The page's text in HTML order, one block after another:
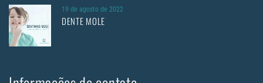
19 de agosto de 2022
DENTE MOLE